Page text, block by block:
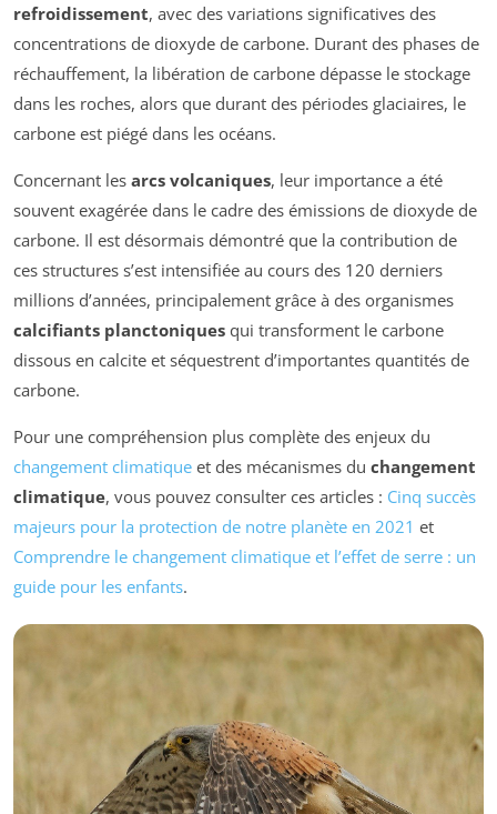
refroidissement, avec des variations significatives des
concentrations de dioxyde de carbone. Durant des phases de
réchauffement, la libération de carbone dépasse le stockage
dans les roches, alors que durant des périodes glaciaires, le
carbone est piégé dans les océans.
Concernant les arcs volcaniques, leur importance a été
souvent exagérée dans le cadre des émissions de dioxyde de
carbone. Il est désormais démontré que la contribution de
ces structures s’est intensifiée au cours des 120 derniers
millions d’années, principalement grâce à des organismes
calcifiants planctoniques qui transforment le carbone
dissous en calcite et séquestrent d’importantes quantités de
carbone.
Pour une compréhension plus complète des enjeux du
changement climatique et des mécanismes du changement
climatique, vous pouvez consulter ces articles : Cinq succès
majeurs pour la protection de notre planète en 2021 et
Comprendre le changement climatique et l’effet de serre : un
guide pour les enfants.